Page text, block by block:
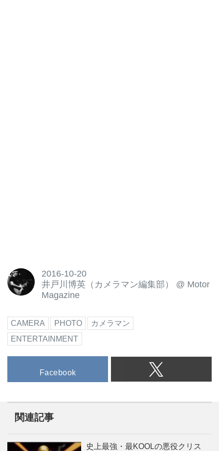
2016-10-20
井戸川博英（カメラマン編集部）
@ Motor
Magazine
CAMERA PHOTO
カメラマン
ENTERTAINMENT
Facebook
関連記事
史上最強・最KOOLの悪役クリス